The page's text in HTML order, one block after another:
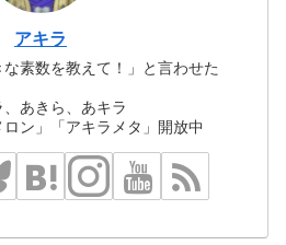
アキラ
素数を教えて！」と言わせた
あきら、あキラ
ン」「アキラメタ」開放中